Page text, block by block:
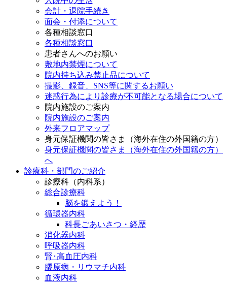
会計・退院手続き
面会・付添について
各種相談窓口
各種相談窓口
患者さんへのお願い
敷地内禁煙について
院内持ち込み禁止品について
撮影、録音、SNS等に関するお願い
迷惑行為により診療が不可能となる場合について
院内施設のご案内
院内施設のご案内
外来フロアマップ
身元保証機関の皆さま（海外在住の外国籍の方）
身元保証機関の皆さま（海外在住の外国籍の方）
へ
診療科・部門のご紹介
診療科（内科系）
総合診療科
脳を鍛えよう！
循環器内科
科長ごあいさつ・経歴
消化器内科
呼吸器内科
腎･高血圧内科
膠原病・リウマチ内科
血液内科